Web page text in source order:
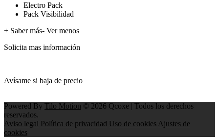
Electro Pack
Pack Visibilidad
+ Saber más- Ver menos
Solicita mas información
Avísame si baja de precio
Powered By Tilo Motion © 2026 Qcoxe | Todos los derechos
reservados.
Aviso legal Política de privacidad Uso de cookies Ajustes de
cookies